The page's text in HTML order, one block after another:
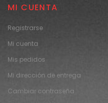
MI CUENTA
Registrarse
Mi cuenta
Mis pedidos
Mi dirección de entrega
Cambiar contraseña